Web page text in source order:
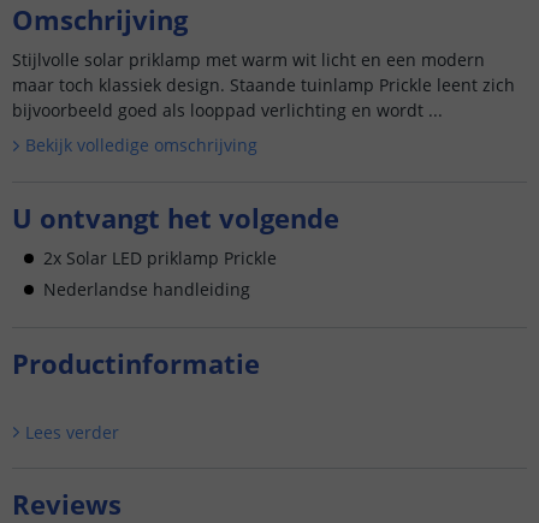
Omschrijving
Stijlvolle solar priklamp met warm wit licht en een modern
maar toch klassiek design. Staande tuinlamp Prickle leent zich
bijvoorbeeld goed als looppad verlichting en wordt ...
Bekijk volledige omschrijving
U ontvangt het volgende
2x Solar LED priklamp Prickle
Nederlandse handleiding
Productinformatie
Lees verder
Reviews